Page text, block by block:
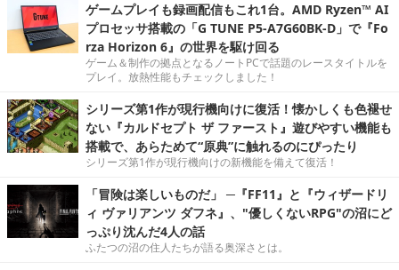
ゲームプレイも録画配信もこれ1台。AMD Ryzen™ AI
プロセッサ搭載の「G TUNE P5-A7G60BK-D」で『Fo
rza Horizon 6』の世界を駆け回る
ゲーム＆制作の拠点となるノートPCで話題のレースタイトルを
プレイ。放熱性能もチェックしました！
シリーズ第1作が現行機向けに復活！懐かしくも色褪せ
ない『カルドセプト ザ ファースト』遊びやすい機能も
搭載で、あらためて“原典”に触れるのにぴったり
シリーズ第1作が現行機向けの新機能を備えて復活！
「冒険は楽しいものだ」 ─『FF11』と『ウィザードリ
ィ ヴァリアンツ ダフネ』、"優しくないRPG"の沼にど
っぷり沈んだ4人の話
ふたつの沼の住人たちが語る奥深さとは。